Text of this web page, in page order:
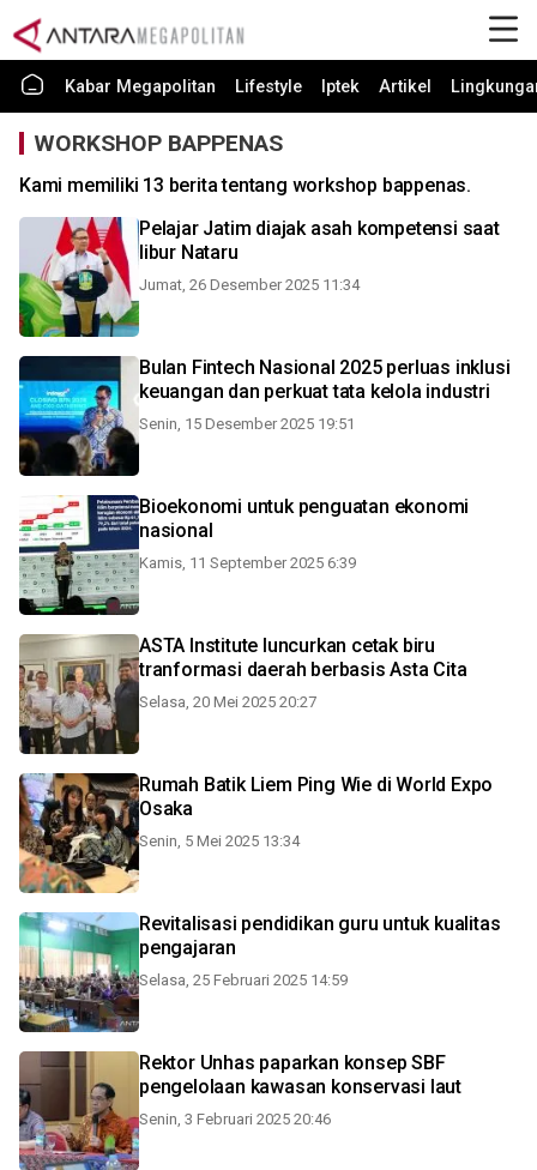
Kabar Megapolitan Lifestyle Iptek Artikel
WORKSHOP BAPPENAS
Kami memiliki 13 berita tentang workshop bappenas.
Pelajar Jatim diajak asah kompetensi saat
libur Nataru
Jumat, 26 Desember 2025 11:34
Bulan Fintech Nasional 2025 perluas inklusi
keuangan dan perkuat tata kelola industri
Senin, 15 Desember 2025 19:51
Bioekonomi untuk penguatan ekonomi
nasional
Kamis, 11 September 2025 6:39
ASTA Institute luncurkan cetak biru
tranformasi daerah berbasis Asta Cita
Selasa, 20 Mei 2025 20:27
Rumah Batik Liem Ping Wie di World Expo
Osaka
Senin, 5 Mei 2025 13:34
Revitalisasi pendidikan guru untuk kualitas
pengajaran
Selasa, 25 Februari 2025 14:59
Rektor Unhas paparkan konsep SBF
pengelolaan kawasan konservasi laut
Senin, 3 Februari 2025 20:46